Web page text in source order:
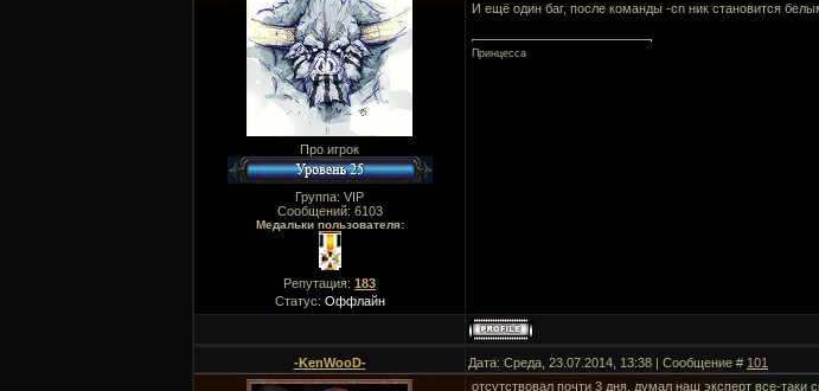
Про игрок
Группа: VIP
Сообщений: 6103
Медальки пользователя:
Репутация: 183
Статус: Оффлайн
И ещё один баг, после команды -cn ник становится
Принцесса
-KenWooD- Дата: Среда, 23.07.2014, 13:38 | Сообщение # 101
отсутствовал почти 3 дня, думал наш эксперт все-таки